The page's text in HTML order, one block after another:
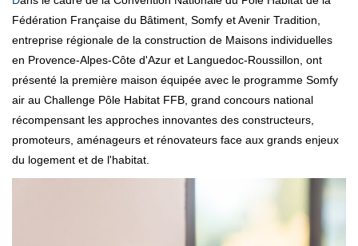
Fédération Française du Bâtiment, Somfy et Avenir Tradition,
entreprise régionale de la construction de Maisons individuelles
en Provence-Alpes-Côte d'Azur et Languedoc-Roussillon, ont
présenté la première maison équipée avec le programme Somfy
air au Challenge Pôle Habitat FFB, grand concours national
récompensant les approches innovantes des constructeurs,
promoteurs, aménageurs et rénovateurs face aux grands enjeux
du logement et de l'habitat.